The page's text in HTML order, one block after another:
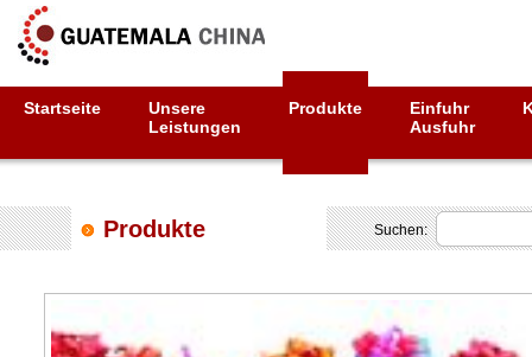
Startseite
Unsere
Leistungen
Produkte
Einfuhr
Ausfuhr
Produkte Suchen: